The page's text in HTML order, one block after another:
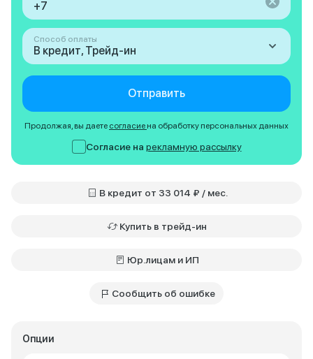
Опции
Способ оплаты
В кредит, Трейд-ин
Отправить
Продолжая, вы даете согласие на обработку персональных данных
Согласие на рекламную рассылку
В кредит от 33 014 ₽ / мес.
Купить в трейд-ин
Юр.лицам и ИП
Сообщить об ошибке